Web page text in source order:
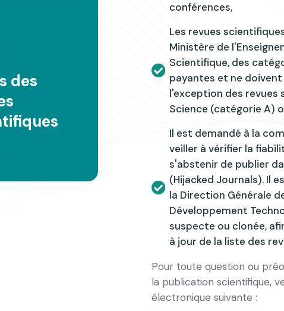
des
conférences,
Les revues
Ministère de
Scientifique, des
payantes et ne
l'exception des revues
Science (catégorie A)
Il est demandé à la
veiller à vérifier la
s'abstenir de publier
(Hijacked Journals). Il
la Direction Générale
Développement
suspecte ou clonée,
à jour de la liste des
Pour toute question ou
la publication scientifique,
électronique suivante :